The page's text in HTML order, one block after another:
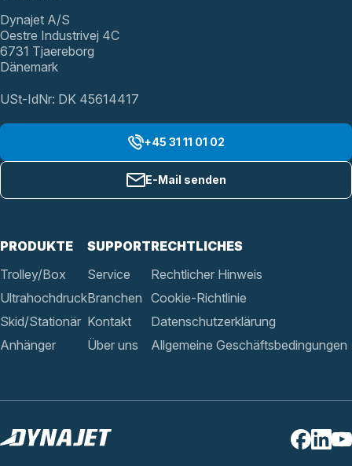
PRODUKTE
Trolley/Box
Ultrahochdruck
Skid/Stationär
Anhänger
SUPPORT
Service
Branchen
Kontakt
Über uns
RECHTLICHES
Rechtlicher Hinweis
Cookie-Richtlinie
Datenschutzerklärung
Allgemeine Geschäftsbedingungen
Dynajet A/S
Oestre Industrivej 4C
6731 Tjaereborg
Dänemark
USt-IdNr: DK 45614417
+45 31 11 01 02
E-Mail senden